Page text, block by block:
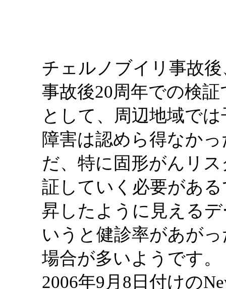
チェルノブイリ事故
事故後20周年での検
として、周辺地域で
障害は認めら得なか
だ、特に固形がんリ
証していく必要があ
昇したように見える
いうと健診率があが
場合が多いようです。
2006年9月8日付けの